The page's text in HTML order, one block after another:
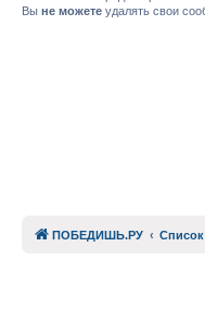
Вы не можете удалять свои
ПОБЕДИШЬ.РУ